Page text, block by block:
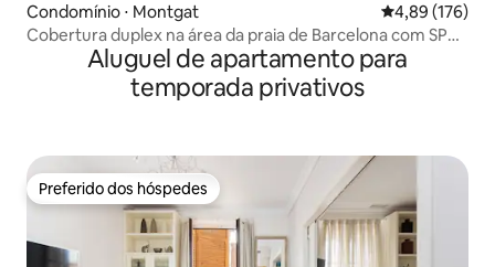
Condomínio ⋅ Montgat 4,89 de uma
4,89 (176)
Cobertura duplex na área da praia de Barcelona com SPA
MedblauAluguel de apartamento para
temporada privativos
Preferido dos hóspedes
Preferido dos hóspedes